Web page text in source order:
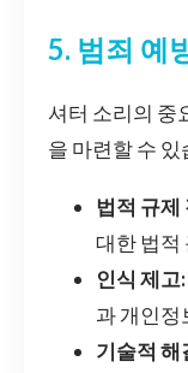
5. 범죄 예
셔터 소리의 중
을 마련할 수 있
법적 규제
대한 법적
인식 제고:
과 개인정
기술적 해